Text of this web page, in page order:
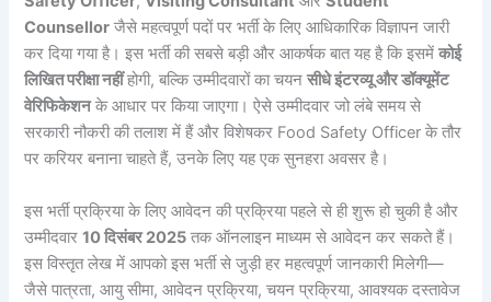
Counsellor जैसे महत्वपूर्ण पदों पर भर्ती के लिए आधिकारिक विज्ञापन जारी
कर दिया गया है। इस भर्ती की सबसे बड़ी और आकर्षक बात यह है कि इसमेंकोई
लिखित परीक्षा नहींहोगी, बल्कि उम्मीदवारों का चयनसीधे इंटरव्यू और डॉक्यूमेंट
वेरिफिकेशनके आधार पर किया जाएगा। ऐसे उम्मीदवार जो लंबे समय से
सरकारी नौकरी की तलाश में हैं और विशेषकर Food Safety Officer के तौर
पर करियर बनाना चाहते हैं, उनके लिए यह एक सुनहरा अवसर है।
इस भर्ती प्रक्रिया के लिए आवेदन की प्रक्रिया पहले से ही शुरू हो चुकी है और
उम्मीदवार10 दिसंबर 2025 तक ऑनलाइन माध्यम से आवेदन कर सकते हैं।
इस विस्तृत लेख में आपको इस भर्ती से जुड़ी हर महत्वपूर्ण जानकारी मिलेगी—
जैसे पात्रता, आयु सीमा, आवेदन प्रक्रिया, चयन प्रक्रिया, आवश्यक दस्तावेज